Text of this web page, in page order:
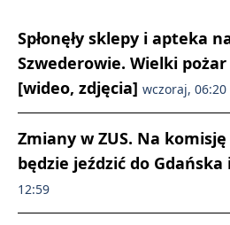
Spłonęły sklepy i apteka
Szwederowie. Wielki
[wideo, zdjęcia] wczoraj, 06:20
Zmiany w ZUS. Na
będzie jeździć do Gdańska
12:59